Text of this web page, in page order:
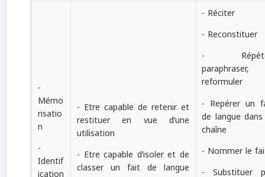
-
Mémo
risatio
n
-
Identif
- Etre capable de retenir et
restituer en vue d’une
utilisation
- Etre capable d’isoler et de
classer un fait de langue
- Réciter
- Reconstituer
-
paraphraser,
reformuler
- Repérer un
de langue
chaîne
- Nommer le
- Substituer